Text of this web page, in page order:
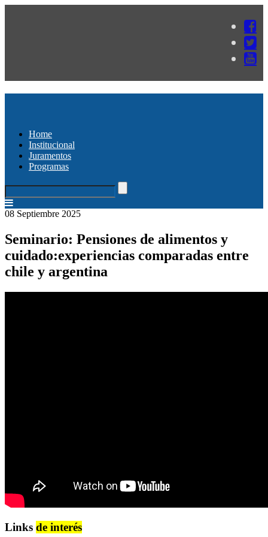
Home
Institucional
Juramentos
Programas
08 Septiembre 2025
Seminario: Pensiones de alimentos y
cuidado:experiencias comparadas entre
chile y argentina
Links de interés